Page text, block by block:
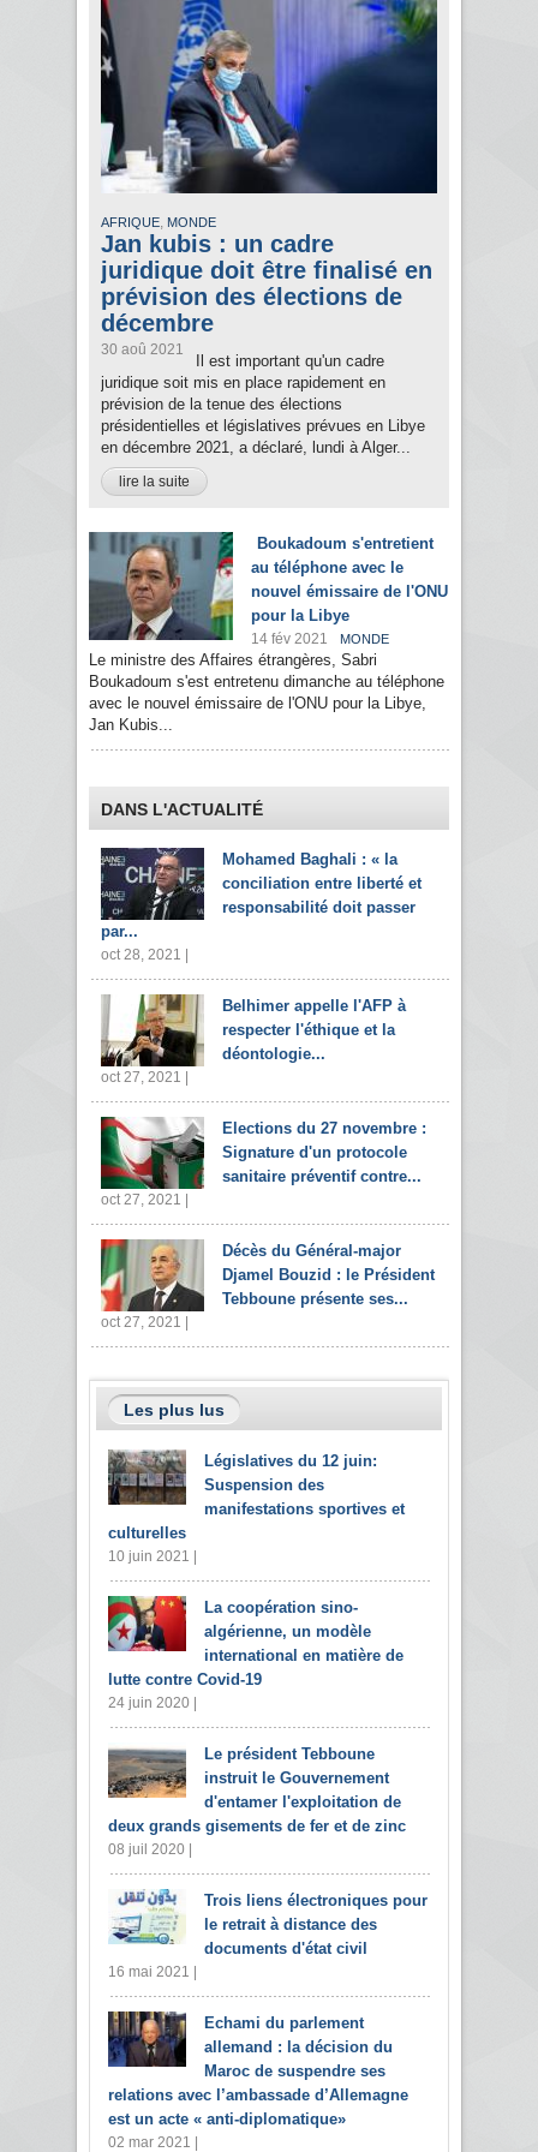
AFRIQUE, MONDE
Jan kubis : un cadre
juridique doit être finalisé en
prévision des élections de
décembre
30 aoû 2021
Il est important qu'un cadre
juridique soit mis en place rapidement en
prévision de la tenue des élections
présidentielles et législatives prévues en Libye
en décembre 2021, a déclaré, lundi à Alger...
lire la suite
Boukadoum s'entretient
au téléphone avec le
nouvel émissaire de l'ONU
pour la Libye
14 fév 2021 MONDE
Le ministre des Affaires étrangères, Sabri
Boukadoum s'est entretenu dimanche au téléphone
avec le nouvel émissaire de l'ONU pour la Libye,
Jan Kubis...
DANS L'ACTUALITÉ
Mohamed Baghali : « la
conciliation entre liberté et
responsabilité doit passer
par...
oct 28, 2021 |
Belhimer appelle l'AFP à
respecter l'éthique et la
déontologie...
oct 27, 2021 |
Elections du 27 novembre :
Signature d'un protocole
sanitaire préventif contre...
oct 27, 2021 |
Décès du Général-major
Djamel Bouzid : le Président
Tebboune présente ses...
oct 27, 2021 |
Les plus lus
Législatives du 12 juin:
Suspension des
manifestations sportives et
culturelles
10 juin 2021 |
La coopération sino-
algérienne, un modèle
international en matière de
lutte contre Covid-19
24 juin 2020 |
Le président Tebboune
instruit le Gouvernement
d'entamer l'exploitation de
deux grands gisements de fer et de zinc
08 juil 2020 |
Trois liens électroniques pour
le retrait à distance des
documents d'état civil
16 mai 2021 |
Echami du parlement
allemand : la décision du
Maroc de suspendre ses
relations avec l’ambassade d’Allemagne
est un acte « anti-diplomatique»
02 mar 2021 |